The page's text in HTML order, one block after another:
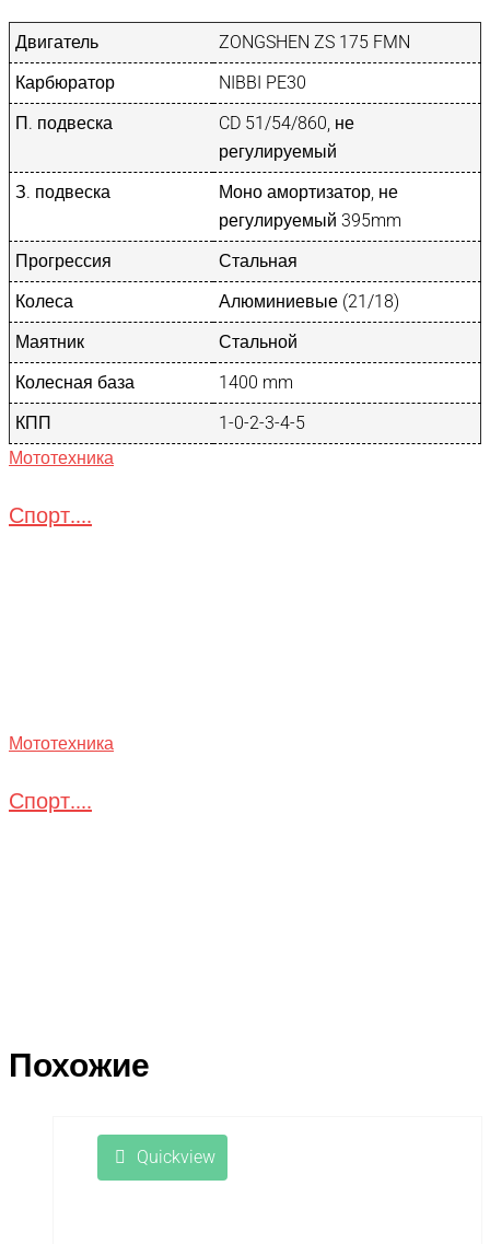
Двигатель
ZONGSHEN ZS 175 FMN
Карбюратор
NIBBI PE30
П. подвеска
CD 51/54/860, не
регулируемый
З. подвеска
Моно амортизатор, не
регулируемый 395mm
Прогрессия
Стальная
Колеса
Алюминиевые (21/18)
Маятник
Стальной
Колесная база
1400 mm
КПП
1-0-2-3-4-5
Мототехника
Спорт....
Мототехника
Спорт....
Похожие
Quickview